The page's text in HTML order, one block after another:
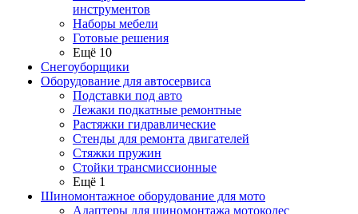
инструментов
Наборы мебели
Готовые решения
Ещё 10
Снегоуборщики
Оборудование для автосервиса
Подставки под авто
Лежаки подкатные ремонтные
Растяжки гидравлические
Стенды для ремонта двигателей
Стяжки пружин
Стойки трансмиссионные
Ещё 1
Шиномонтажное оборудование для мото
Адаптеры для шиномонтажа мотоколес